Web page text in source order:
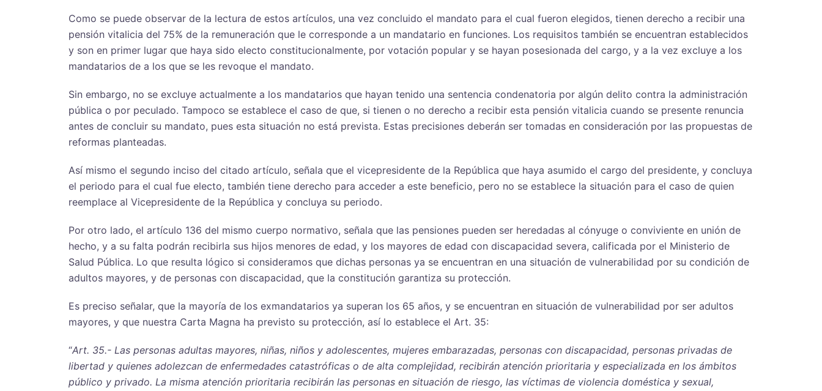
Como se puede observar de la lectura de estos artículos, una vez concluido el mandato para el cual fueron elegidos, tienen derecho a recibir una
pensión vitalicia del 75% de la remuneración que le corresponde a un mandatario en funciones. Los requisitos también se encuentran establecidos
y son en primer lugar que haya sido electo constitucionalmente, por votación popular y se hayan posesionada del cargo, y a la vez excluye a los
mandatarios de a los que se les revoque el mandato.
Sin embargo, no se excluye actualmente a los mandatarios que hayan tenido una sentencia condenatoria por algún delito contra la administración
pública o por peculado. Tampoco se establece el caso de que, si tienen o no derecho a recibir esta pensión vitalicia cuando se presente renuncia
antes de concluir su mandato, pues esta situación no está prevista. Estas precisiones deberán ser tomadas en consideración por las propuestas de
reformas planteadas.
Así mismo el segundo inciso del citado artículo, señala que el vicepresidente de la República que haya asumido el cargo del presidente, y concluya
el periodo para el cual fue electo, también tiene derecho para acceder a este beneficio, pero no se establece la situación para el caso de quien
reemplace al Vicepresidente de la República y concluya su periodo.
Por otro lado, el artículo 136 del mismo cuerpo normativo, señala que las pensiones pueden ser heredadas al cónyuge o conviviente en unión de
hecho, y a su falta podrán recibirla sus hijos menores de edad, y los mayores de edad con discapacidad severa, calificada por el Ministerio de
Salud Pública. Lo que resulta lógico si consideramos que dichas personas ya se encuentran en una situación de vulnerabilidad por su condición de
adultos mayores, y de personas con discapacidad, que la constitución garantiza su protección.
Es preciso señalar, que la mayoría de los exmandatarios ya superan los 65 años, y se encuentran en situación de vulnerabilidad por ser adultos
mayores, y que nuestra Carta Magna ha previsto su protección, así lo establece el Art. 35:
“Art. 35.- Las personas adultas mayores, niñas, niños y adolescentes, mujeres embarazadas, personas con discapacidad, personas privadas de
libertad y quienes adolezcan de enfermedades catastróficas o de alta complejidad, recibirán atención prioritaria y especializada en los ámbitos
público y privado. La misma atención prioritaria recibirán las personas en situación de riesgo, las víctimas de violencia doméstica y sexual,